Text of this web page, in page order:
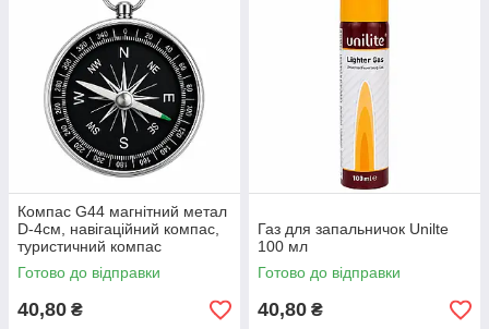
Компас G44 магнітний метал
D-4см, навігаційний компас,
туристичний компас
Готово до відправки
40,80 ₴
Газ для запальничок Unilte
100 мл
Готово до відправки
40,80 ₴